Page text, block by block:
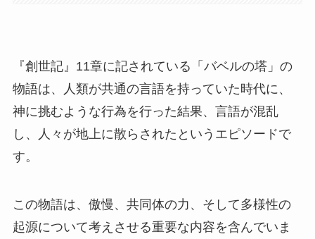
『創世記』11章に記されている「バベルの塔」の
物語は、人類が共通の言語を持っていた時代に、
神に挑むような行為を行った結果、言語が混乱
し、人々が地上に散らされたというエピソードで
す。
この物語は、傲慢、共同体の力、そして多様性の
起源について考えさせる重要な内容を含んでいま